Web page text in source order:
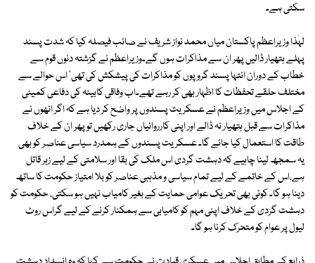
سکتی ہے۔
لہٰذا وزیراعظم پاکستان میاں محمد نواز شریف نے صائب فیصلہ کیا کہ شدت پسند
پہلے ہتھیار ڈالیں پھر ان سے مذاکرات ہوں گے۔وزیراعظم نے گزشتہ دنوں قوم سے
خطاب کے دوران انتہا پسند گروپوں کو مذاکرات کی پیشکش کی تھی' اس حوالے سے
مختلف حلقے تحفظات کا اظہار بھی کر رہے تھے۔اب وفاقی کابینہ کی دفاعی کمیٹی
کے اجلاس میں وزیراعظم نے عسکریت پسندوں پر واضح کر دیا ہے کہ اگر انھوں نے
مذاکرات سے قبل ہتھیار نہ ڈالے اور اپنی کارروائیاں جاری رکھیں تو پھر ان کے خلاف
طاقت کا استعمال کیا جائے گا۔ عسکریت پسندوں کے ہمدرد سیاسی عناصر کو بھی
یہ سمجھ لینا چاہیے کہ دہشت گردی اس ملک کی بقا اور سلامتی کے لیے زہر قاتل
ہے،اس کے خاتمے کے لیے تمام سیاسی و مذہبی عناصر کو بلا امتیاز حکومت کا ساتھ
دینا ہو گا۔ کوئی بھی تحریک عوامی حمایت کے بغیر کامیاب نہیں ہو سکتی، حکومت کو
دہشت گردی کے خلاف اپنی مہم کو کامیابی سے ہمکنار کرنے کے لیے گراس روٹ
لیول پر عوام کو متحرک کرنا ہو گا۔